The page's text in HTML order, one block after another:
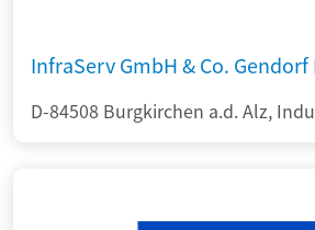
InfraServ GmbH & Co. Gendorf
D-84508 Burgkirchen a.d. Alz,